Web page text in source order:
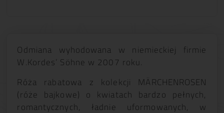
Odmiana wyhodowana w niemieckiej firmie
W.Kordes’ Söhne w 2007 roku.
Róża rabatowa z kolekcji MÄRCHENROSEN
(róże bajkowe) o kwiatach bardzo pełnych,
romantycznych, ładnie uformowanych, w